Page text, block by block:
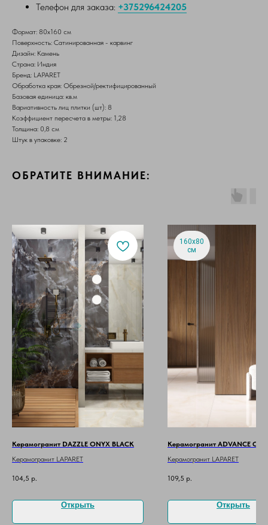
Телефон для заказа: +375296424205
Формат: 80х160 см
Поверхность: Сатинированная - карвинг
Дизайн: Камень
Страна: Индия
Бренд: LAPARET
Обработка края: Обрезной/ректифицированный
Базовая единица: кв.м
Вариативность лиц плитки (шт): 8
Коэффициент пересчета в метры: 1,28
Толщина: 0,8 см
Штук в упаковке: 2
ОБРАТИТЕ ВНИМАНИЕ:
Керамогранит DAZZLE ONYX BLACK
Керамогранит LAPARET
104,5 р.
Открыть
160х80
см
Керамогранит ADVANCE
Керамогранит LAPARET
109,5 р.
Открыть